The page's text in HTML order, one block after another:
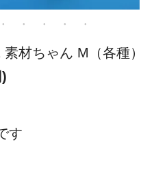
材ちゃん M（各種）
す